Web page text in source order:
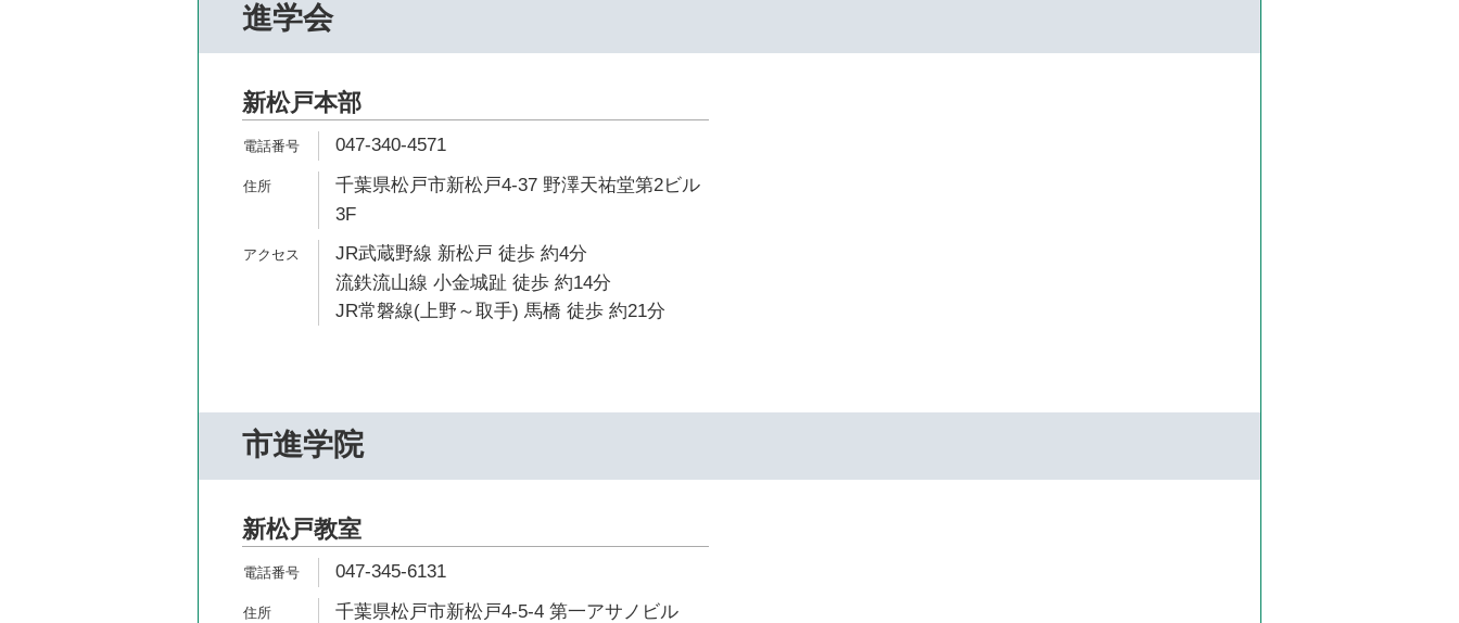
進学会
新松戸本部
047-340-4571
千葉県松戸市新松戸4-37 野澤天祐堂第2ビル
3F
JR武蔵野線 新松戸 徒歩 約4分
流鉄流山線 小金城趾 徒歩 約14分
JR常磐線(上野～取手) 馬橋 徒歩 約21分
市進学院
新松戸教室
047-345-6131
千葉県松戸市新松戸4-5-4 第一アサノビル